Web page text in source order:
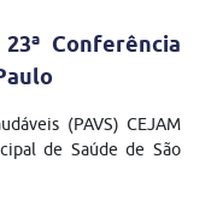
Conferência
(PAVS) CEJAM
de Saúde de São